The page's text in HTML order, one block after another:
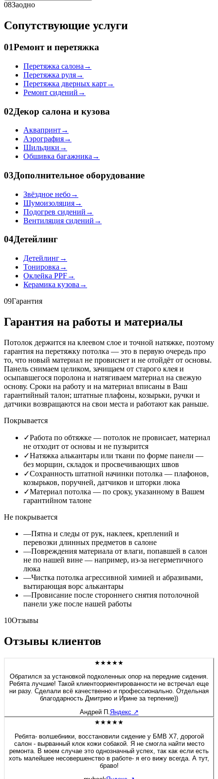
08Заодно
Сопутствующие услуги
01Ремонт и перетяжка
Перетяжка салона →
Перетяжка руля→
Перетяжка дверных карт→
Ремонт сидений →
02Декор салона и кузова
Аквапринт→
Аэрография→
Шильдики →
Обшивка багажника →
03Дополнительное оборудование
Звёздное небо→
Шумоизоляция→
Подогрев сидений →
Вентиляция сидений →
04Детейлинг
Детейлинг→
Тонировка →
Оклейка PPF→
Керамика кузова →
09Гарантия
Гарантия на работы и материалы
Потолок держится на клеевом слое и точной натяжке, поэтому
гарантия на перетяжку потолка — это в первую очередь про
то, что новый материал не провиснет и не отойдёт от основы.
Панель снимаем целиком, зачищаем от старого клея и
осыпавшегося поролона и натягиваем материал на свежую
основу. Сроки на работу и на материал вписаны в Ваш
гарантийный талон; штатные плафоны, козырьки, ручки и
датчики возвращаются на свои места и работают как раньше.
Покрывается
✓Работа по обтяжке — потолок не провисает, материал
не отходит от основы и не пузырится
✓Натяжка алькантары или ткани по форме панели —
без морщин, складок и просвечивающих швов
✓Сохранность штатной начинки потолка — плафонов,
козырьков, поручней, датчиков и шторки люка
✓Материал потолка — по сроку, указанному в Вашем
гарантийном талоне
Не покрывается
—Пятна и следы от рук, наклеек, креплений и
перевозки длинных предметов в салоне
—Повреждения материала от влаги, попавшей в салон
не по нашей вине — например, из-за негерметичного
люка
—Чистка потолка агрессивной химией и абразивами,
вытирающая ворс алькантары
—Провисание после стороннего снятия потолочной
панели уже после нашей работы
10Отзывы
Отзывы клиентов
★★★★★
Обратился за установкой подколенных опор на передние сидения.
Ребята лучшие! Такой клиентоориентированности не встречал еще
ни разу. Сделали всё качественно и профессионально. Отдельная
благодарность Дмитрию и Ирине за терпение))
Андрей П.Яндекс ↗
★★★★★
Ребята- волшебники, восстановили сидение у БМВ Х7, дорогой
салон - вырванный клок кожи собакой. Я не смогла найти место
ремонта. В моем случае это однозначный успех, так как если есть
хоть малейшее несовершенство в работе- я его вижу всегда. А тут,
браво!